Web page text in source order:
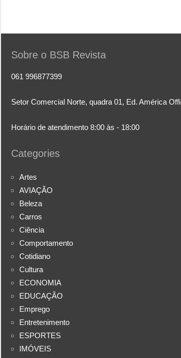
Sobre o BSB Revista
061 996877399
Setor Comercial Norte, quadra 01, Ed. América
Horário de atendimento 8:00 às - 18:00
Categories
Artes
AVIAÇÃO
Beleza
Carros
Ciência
Comportamento
Cotidiano
Cultura
ECONOMIA
EDUCAÇÃO
Emprego
Entretenimento
ESPORTES
IMÓVEIS